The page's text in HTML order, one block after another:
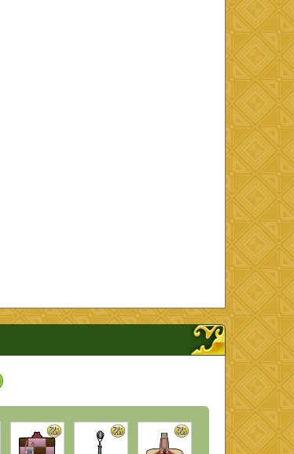
アイコン / ラインナップを開く、閉じる